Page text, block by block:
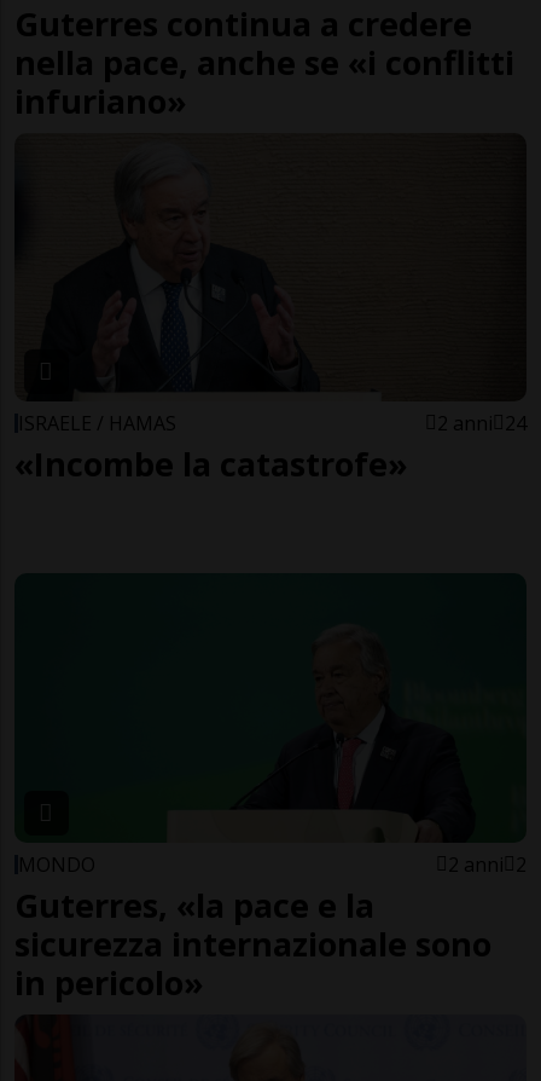
Guterres continua a credere
nella pace, anche se «i conflitti
infuriano»
ISRAELE / HAMAS 2 anni 24
«Incombe la catastrofe»
MONDO 2 anni 2
Guterres, «la pace e la
sicurezza internazionale sono
in pericolo»